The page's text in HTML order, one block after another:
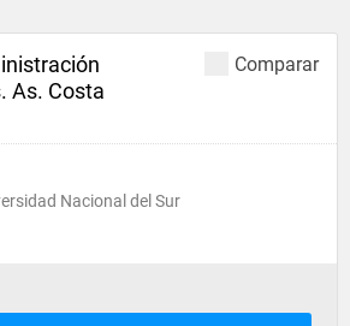
Comparar
As. Costa
Nacional del Sur